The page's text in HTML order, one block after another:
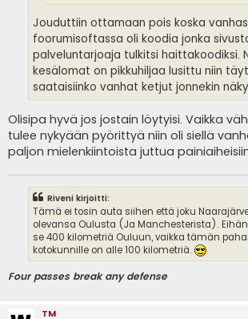
Jouduttiin ottamaan pois koska
foorumisoftassa oli koodia jonka
palveluntarjoaja tulkitsi haittakoodiksi.
kesälomat on pikkuhiljaa lusittu niin
saataisiinko vanhat ketjut jonnekin
Olisipa hyvä jos jostain löytyisi. Vaikka
tulee nykyään pyörittyä niin oli siellä
paljon mielenkiintoista juttua
Riveni kirjoitti:
Tämä ei tosin auta siihen että joku
olevansa Oulusta (Ja Manchesterista).
se 400 kilometriä Ouluun, vaikka tämän
kotokunnille on alle 100 kilometriä.
Four passes break any defense
TM